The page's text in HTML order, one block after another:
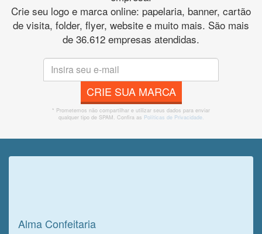
Crie seu logo e marca online: papelaria, banner, cartão
de visita, folder, flyer, website e muito mais. São mais
de 36.612 empresas atendidas.
CRIE SUA MARCA
* Prometemos não compartilhar e utilizar seus dados para enviar
qualquer tipo de SPAM. Confira as Políticas de Privacidade.
Alma Confeitaria